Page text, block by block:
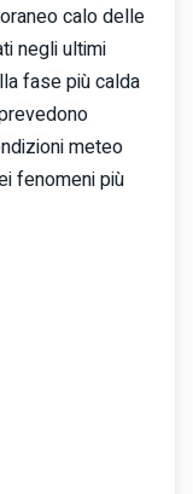
calo delle
negli ultimi
fase più calda
meteo
fenomeni più